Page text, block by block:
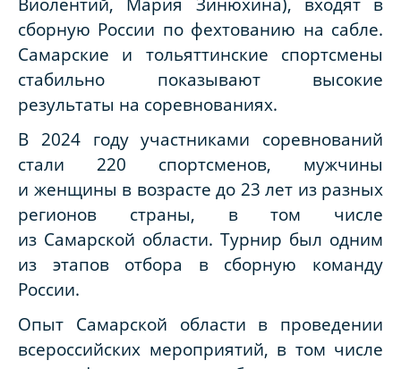
сборную России по фехтованию на сабле.
Самарские и тольяттинские спортсмены
стабильно показывают высокие
результаты на соревнованиях.
В 2024 годуучастниками соревнований
стали 220 спортсменов, мужчины
и женщины в возрасте до 23 лет из разных
регионов страны, в том числе
из Самарской области. Турнир был одним
из этапов отбора в сборную команду
России.
Опыт Самарской области в проведении
всероссийских мероприятий, в том числе